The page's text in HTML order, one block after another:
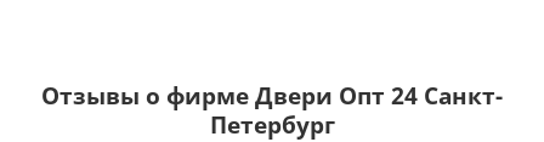
Отзывы о фирме Двери Опт 24 Санкт-
Петербург